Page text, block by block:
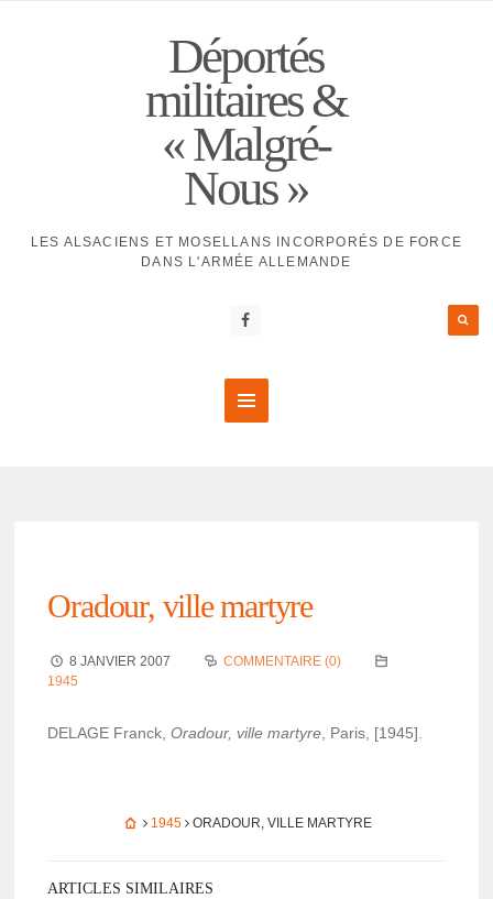
Déportés
militaires &
« Malgré-
Nous »
LES ALSACIENS ET MOSELLANS INCORPORÉS DE FORCE
DANS L'ARMÉE ALLEMANDE
Oradour, ville martyre
8 JANVIER 2007
COMMENTAIRE (0)
1945
DELAGE Franck,Oradour, ville martyre , Paris, [1945].
1945 ORADOUR, VILLE MARTYRE
ARTICLES SIMILAIRES